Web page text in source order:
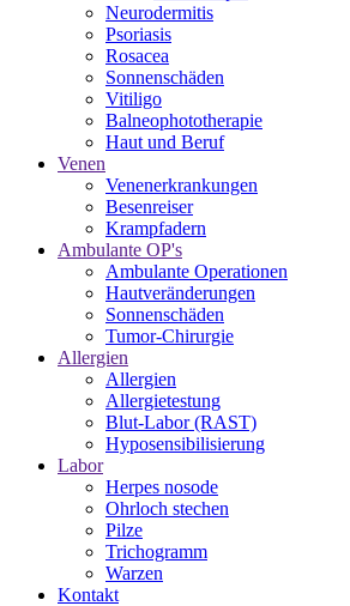
Neurodermitis
Psoriasis
Rosacea
Sonnenschäden
Vitiligo
Balneophototherapie
Haut und Beruf
Venen
Venenerkrankungen
Besenreiser
Krampfadern
Ambulante OP's
Ambulante Operationen
Hautveränderungen
Sonnenschäden
Tumor-Chirurgie
Allergien
Allergien
Allergietestung
Blut-Labor (RAST)
Hyposensibilisierung
Labor
Herpes nosode
Ohrloch stechen
Pilze
Trichogramm
Warzen
Kontakt